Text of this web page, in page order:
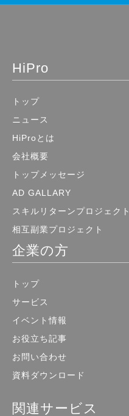
HiPro
トップ
ニュース
HiProとは
会社概要
トップメッセージ
AD GALLARY
スキルリターンプロジェクト
相互副業プロジェクト
企業の方
トップ
サービス
イベント情報
お役立ち記事
お問い合わせ
資料ダウンロード
関連サービス